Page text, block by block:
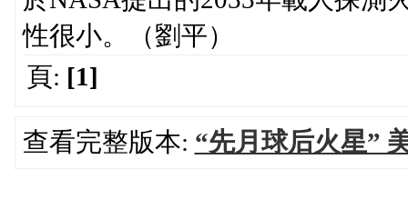
性很小。（劉平）
頁: [1]
查看完整版本: “先月球后火星”